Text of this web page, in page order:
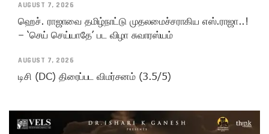
AUGUST 7, 2026
ஹெச். ராஜாவை தமிழ்நாட்டு முதலமைச்சராகிய எஸ்.ராஜா..!
– ‘செய் செய்யாதே’ பட விழா சுவாரஸ்யம்
AUGUST 7, 2026
டிசி (DC) திரைப்பட விமர்சனம் (3.5/5)